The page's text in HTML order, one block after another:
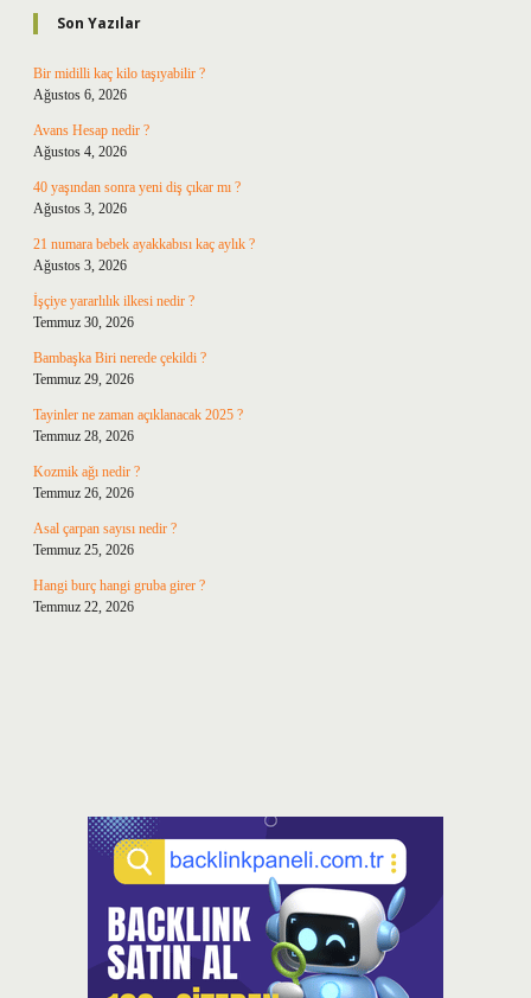
Son Yazılar
Bir midilli kaç kilo taşıyabilir ?
Ağustos 6, 2026
Avans Hesap nedir ?
Ağustos 4, 2026
40 yaşından sonra yeni diş çıkar mı ?
Ağustos 3, 2026
21 numara bebek ayakkabısı kaç aylık ?
Ağustos 3, 2026
İşçiye yararlılık ilkesi nedir ?
Temmuz 30, 2026
Bambaşka Biri nerede çekildi ?
Temmuz 29, 2026
Tayinler ne zaman açıklanacak 2025 ?
Temmuz 28, 2026
Kozmik ağı nedir ?
Temmuz 26, 2026
Asal çarpan sayısı nedir ?
Temmuz 25, 2026
Hangi burç hangi gruba girer ?
Temmuz 22, 2026